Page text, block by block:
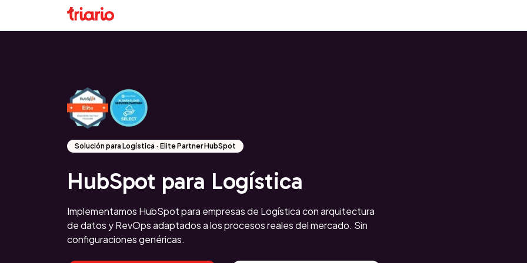
Solución para Logística · Elite Partner HubSpot
HubSpot para Logística
Implementamos HubSpot para empresas de Logística con arquitectura
de datos y RevOps adaptados a los procesos reales del mercado. Sin
configuraciones genéricas.